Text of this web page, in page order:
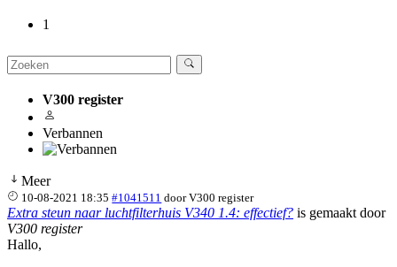
1
V300 register
Verbannen
Meer
10-08-2021 18:35 #1041511 doorV300 register
Extra steun naar luchtfilterhuis V340 1.4: effectief? is gemaakt door
V300 register
Hallo,